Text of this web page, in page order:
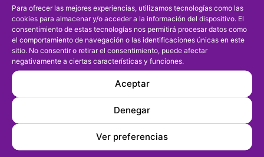
Para ofrecer las mejores experiencias, utilizamos tecnologías como las
cookies para almacenar y/o acceder a la información del dispositivo. El
consentimiento de estas tecnologías nos permitirá procesar datos como
el comportamiento de navegación o las identificaciones únicas en este
sitio. No consentir o retirar el consentimiento, puede afectar
negativamente a ciertas características y funciones.
Aceptar
Denegar
Ver preferencias
Web